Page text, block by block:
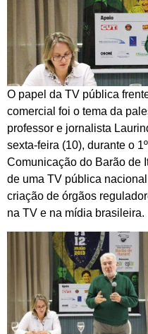
O papel da TV pública
comercial foi o tema da
professor e jornalista
sexta-feira (10), durante o
Comunicação do Barão de
de uma TV pública
criação de órgãos
na TV e na mídia brasileira.